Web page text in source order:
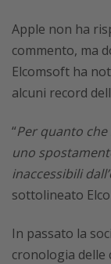
Apple non ha
commento, ma
Elcomsoft ha
alcuni record
“Per quanto
uno
inaccessibili
sottolineato
In passato la
cronologia delle